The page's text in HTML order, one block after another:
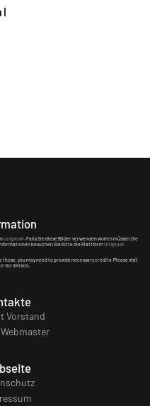
Unsplash . Falls Sie diese Bilder verwenden wollen müssen Sie
besuchen Sie bitte die PlattformUnsplash
those, you may need to provide necessary credits. Please visit
for details.
Vorstand